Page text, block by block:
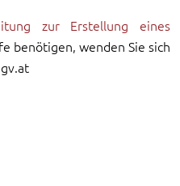
zur Erstellung eines
benötigen, wenden Sie sich